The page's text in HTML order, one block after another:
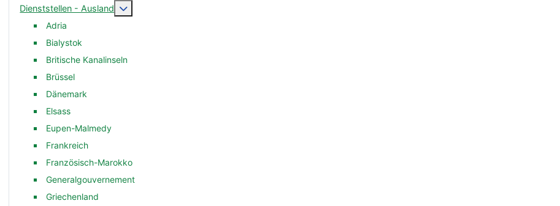
Dienststellen - Ausland
Weitere Informationen: Dienststellen - Ausland
Adria
Bialystok
Britische Kanalinseln
Brüssel
Dänemark
Elsass
Eupen-Malmedy
Frankreich
Französisch-Marokko
Generalgouvernement
Griechenland